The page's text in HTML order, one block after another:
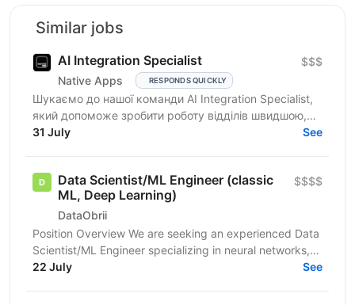
Similar jobs
AI Integration Specialist
Native Apps RESPONDS QUICKLY
$$$
Шукаємо до нашої команди AI Integration Specialist,
який допоможе зробити роботу відділів швидшою,
простішою та ефективнішою за допомогою
31 July See
Data Scientist/ML Engineer (classic
ML, Deep Learning)
DataObrii
$$$$
Position Overview We are seeking an experienced Data
Scientist/ML Engineer specializing in neural networks,
with 3+ years experience in the applied field....
22 July See